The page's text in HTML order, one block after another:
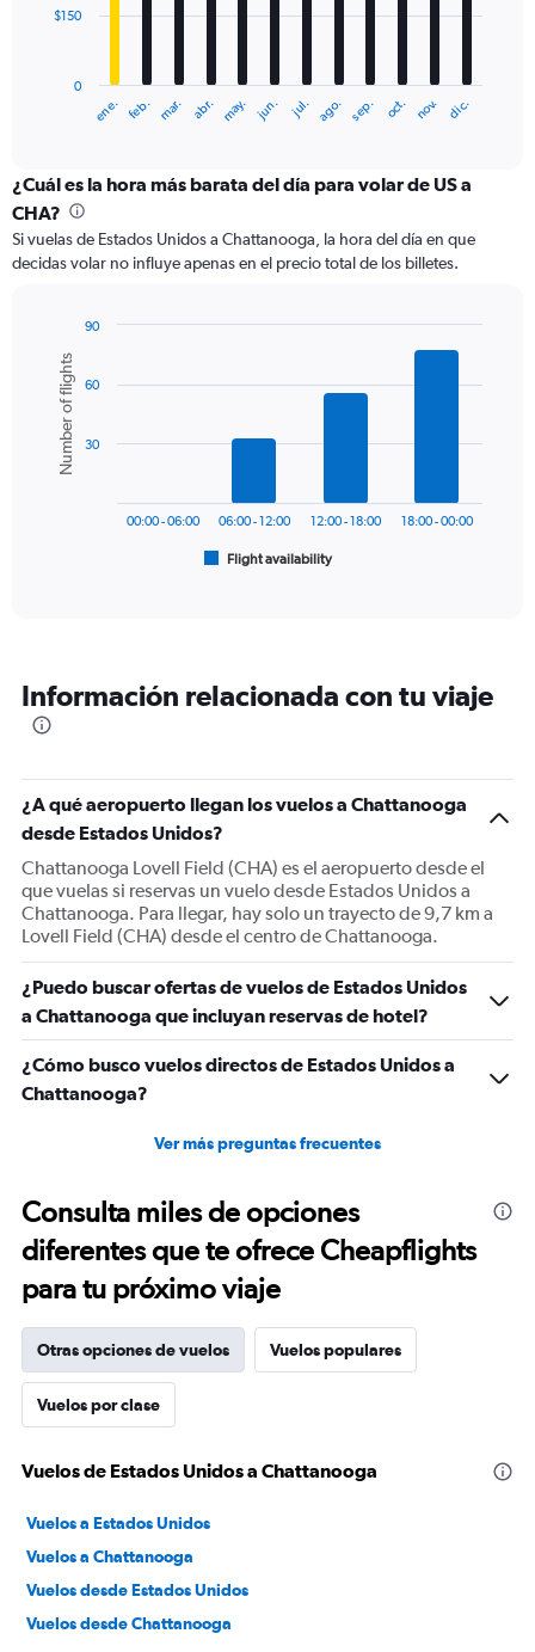
The
categories.
Range:
12
categories.
The
axis
displaying
values.
Range:
ene. feb. mar. abr. may. jun. jul. ago. sep. oct. nov. dic.
0
$150
¿Cuál es la hora más barata del día para volar de US a
CHA?
Si vuelas de Estados Unidos a Chattanooga, la hora del día en que
decidas volar no influye apenas en el precio total de los billetes.
chart
with
bars.
The
categories.
The
Y
axis
displaying
Number
of
flights.
Range:
to
90.
Chart
graphic.
Number of flights
Flight availability
00:00 - 06:00 06:00 - 12:00 12:00 - 18:00 18:00 - 00:00
30
60
90
Información relacionada con tu viaje
¿A qué aeropuerto llegan los vuelos a Chattanooga
desde Estados Unidos?
Chattanooga Lovell Field (CHA) es el aeropuerto desde el
que vuelas si reservas un vuelo desde Estados Unidos a
Chattanooga. Para llegar, hay solo un trayecto de 9,7 km a
Lovell Field (CHA) desde el centro de Chattanooga.
¿Puedo buscar ofertas de vuelos de Estados Unidos
a Chattanooga que incluyan reservas de hotel?
¿Cómo busco vuelos directos de Estados Unidos a
Chattanooga?
Ver más preguntas frecuentes
Consulta miles de opciones
diferentes que te ofrece Cheapflights
para tu próximo viaje
Otras opciones de vuelos Vuelos populares
Vuelos por clase
Vuelos de Estados Unidos a Chattanooga
Vuelos a Estados Unidos
Vuelos a Chattanooga
Vuelos desde Estados Unidos
Vuelos desde Chattanooga